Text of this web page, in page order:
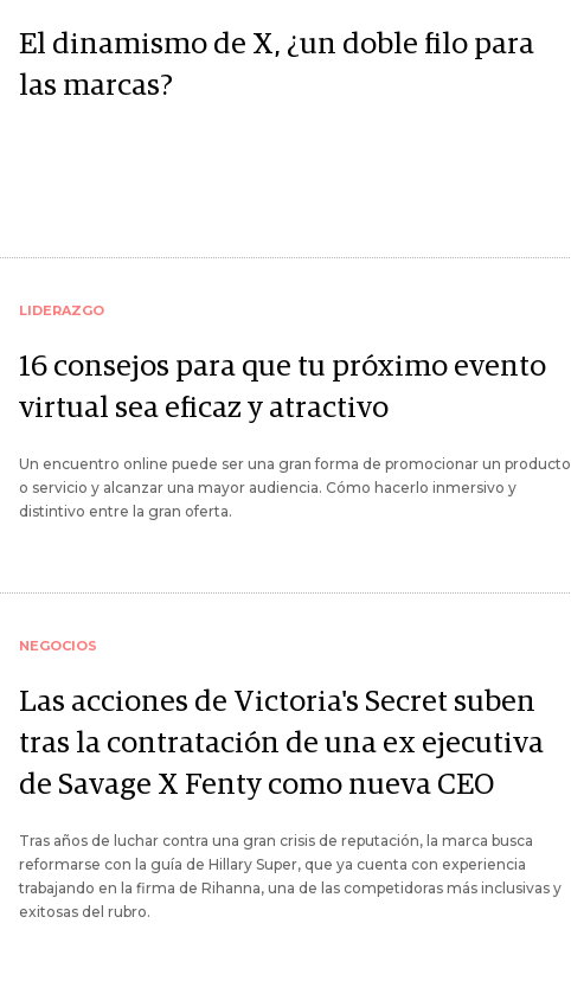
El dinamismo de X, ¿un doble filo para
las marcas?
LIDERAZGO
16 consejos para que tu próximo evento
virtual sea eficaz y atractivo
Un encuentro online puede ser una gran forma de promocionar un producto
o servicio y alcanzar una mayor audiencia. Cómo hacerlo inmersivo y
distintivo entre la gran oferta.
NEGOCIOS
Las acciones de Victoria's Secret suben
tras la contratación de una ex ejecutiva
de Savage X Fenty como nueva CEO
Tras años de luchar contra una gran crisis de reputación, la marca busca
reformarse con la guía de Hillary Super, que ya cuenta con experiencia
trabajando en la firma de Rihanna, una de las competidoras más inclusivas y
exitosas del rubro.